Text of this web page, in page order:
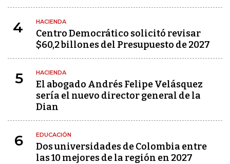
4 HACIENDA
Centro Democrático solicitó revisar
$60,2 billones del Presupuesto de 2027
5 HACIENDA
El abogado Andrés Felipe Velásquez
sería el nuevo director general de la
Dian
6 EDUCACIÓN
Dos universidades de Colombia entre
las 10 mejores de la región en 2027